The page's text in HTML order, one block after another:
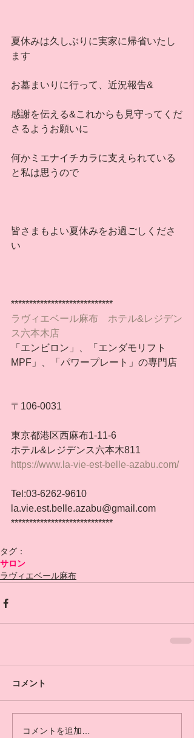
夏休みは久しぶりに実家に帰省いたし
ます
お墓まいりに行って、近況報告&
感謝を伝える&これからも見守ってくだ
さるようお願いに
何かミエナイチカラに支えられている
と私は思うので
皆さまもよい夏休みをお過ごしくださ
い
****************************
ラヴィエベール麻布　ホテル&レジデン
ス六本木店
「エンビロン」、「エンダモリフト
MPF」、「パワープレート」の専門店
〒106-0031
東京都港区西麻布1-11-6
ホテル&レジデンス六本木811
https://www.la-vie-est-belle-azabu.com/
Tel:03-6262-9610
la.vie.est.belle.azabu@gmail.com
****************************
タグ：
サロン
ラヴィエベール麻布
コメント
コメントを追加…